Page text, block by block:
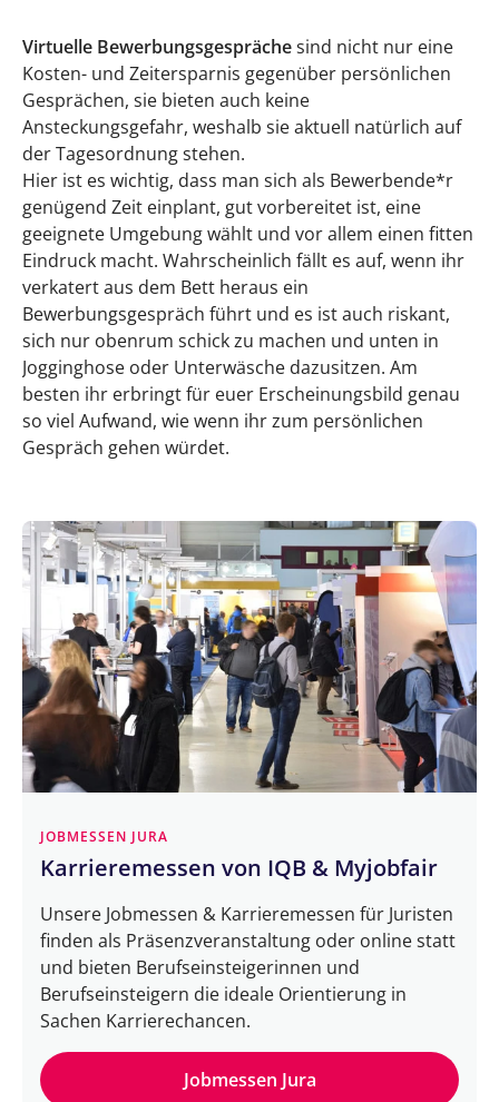
Virtuelle Bewerbungsgesprächesind nicht nur eine
Kosten- und Zeitersparnis gegenüber persönlichen
Gesprächen, sie bieten auch keine
Ansteckungsgefahr, weshalb sie aktuell natürlich auf
der Tagesordnung stehen.
Hier ist es wichtig, dass man sich als Bewerbende*r
genügend Zeit einplant, gut vorbereitet ist, eine
geeignete Umgebung wählt und vor allem einen fitten
Eindruck macht. Wahrscheinlich fällt es auf, wenn ihr
verkatert aus dem Bett heraus ein
Bewerbungsgespräch führt und es ist auch riskant,
sich nur obenrum schick zu machen und unten in
Jogginghose oder Unterwäsche dazusitzen. Am
besten ihr erbringt für euer Erscheinungsbild genau
so viel Aufwand, wie wenn ihr zum persönlichen
Gespräch gehen würdet.
JOBMESSEN JURA
Karrieremessen von IQB & Myjobfair
Unsere Jobmessen & Karrieremessen für Juristen
finden als Präsenzveranstaltung oder online statt
und bieten Berufseinsteigerinnen und
Berufseinsteigern die ideale Orientierung in
Sachen Karrierechancen.
Jobmessen Jura